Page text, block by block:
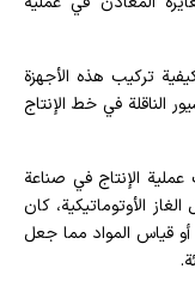
تركيب هذه الأجهزة
الناقلة في خط الإنتاج
الإنتاج في صناعة
الأوتوماتيكية، كان
قياس المواد مما جعل